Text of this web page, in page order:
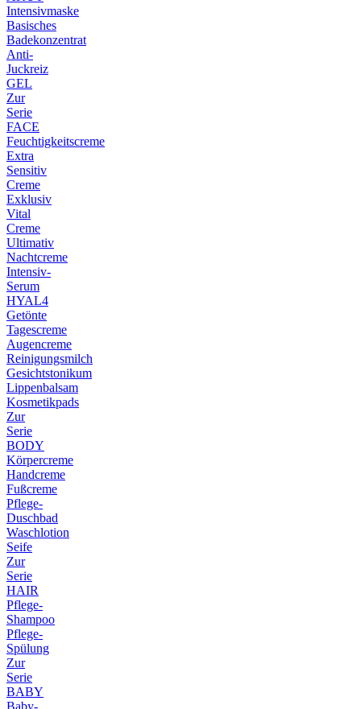
Intensivmaske
Basisches
Badekonzentrat
Anti-
Juckreiz
GEL
Zur
Serie
FACE
Feuchtigkeitscreme
Extra
Sensitiv
Creme
Exklusiv
Vital
Creme
Ultimativ
Nachtcreme
Intensiv-
Serum
HYAL4
Getönte
Tagescreme
Augencreme
Reinigungsmilch
Gesichtstonikum
Lippenbalsam
Kosmetikpads
Zur
Serie
BODY
Körpercreme
Handcreme
Fußcreme
Pflege-
Duschbad
Waschlotion
Seife
Zur
Serie
HAIR
Pflege-
Shampoo
Pflege-
Spülung
Zur
Serie
BABY
Baby-